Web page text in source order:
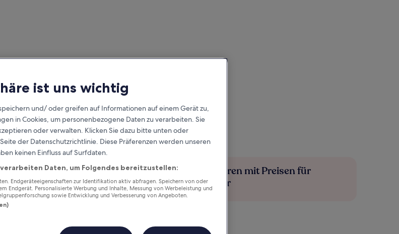
Prämien für jede
Übernachtung
Mehr sparen mit Preisen für
Mitglieder
ist uns wichtig
und/ oder greifen auf Informationen auf einem Gerät zu,
in Cookies, um personenbezogene Daten zu verarbeiten. Sie
oder verwalten. Klicken Sie dazu bitte unten oder
der Datenschutzrichtlinie. Diese Präferenzen werden unseren
keinen Einfluss auf Surfdaten.
Daten, um Folgendes bereitzustellen:
Endgeräteeigenschaften zur Identifikation aktiv abfragen. Speichern von oder
Endgerät. Personalisierte Werbung und Inhalte, Messung von Werbeleistung und
sowie Entwicklung und Verbesserung von Angeboten.